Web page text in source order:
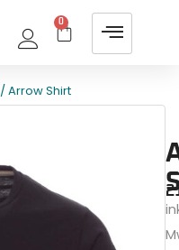
0
/ Arrow Shirt